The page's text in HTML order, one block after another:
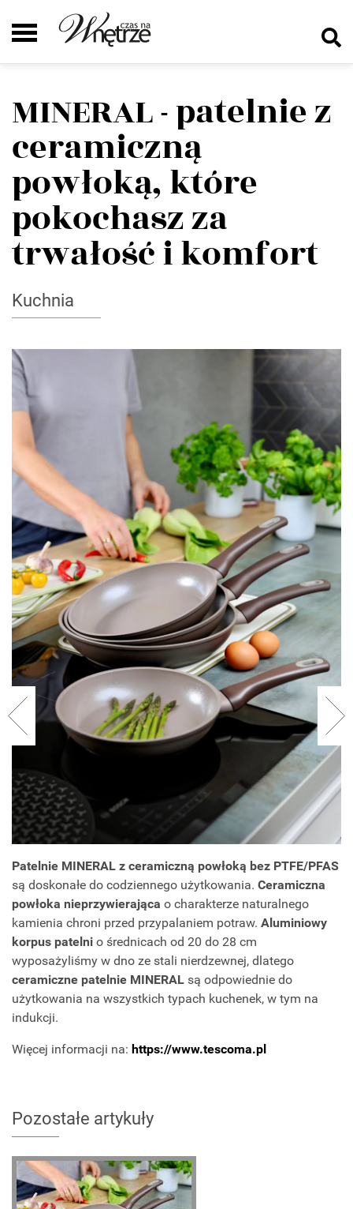
MINERAL - patelnie z
ceramiczną
powłoką, które
pokochasz za
trwałość i komfort
Kuchnia
Patelnie MINERAL z ceramiczną powłoką bez PTFE/PFAS
są doskonałe do codziennego użytkowania. Ceramiczna
powłoka nieprzywierająca o charakterze naturalnego
kamienia chroni przed przypalaniem potraw. Aluminiowy
korpus patelni o średnicach od 20 do 28 cm
wyposażyliśmy w dno ze stali nierdzewnej, dlatego
ceramiczne patelnie MINERAL są odpowiednie do
użytkowania na wszystkich typach kuchenek, w tym na
indukcji.
Więcej informacji na: https://www.tescoma.pl
Pozostałe artykuły